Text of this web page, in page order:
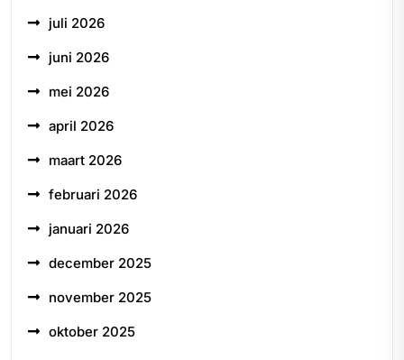
juli 2026
juni 2026
mei 2026
april 2026
maart 2026
februari 2026
januari 2026
december 2025
november 2025
oktober 2025